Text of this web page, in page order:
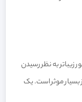
زیباتر به نظر رسیدن
بسیار موثر است. یک